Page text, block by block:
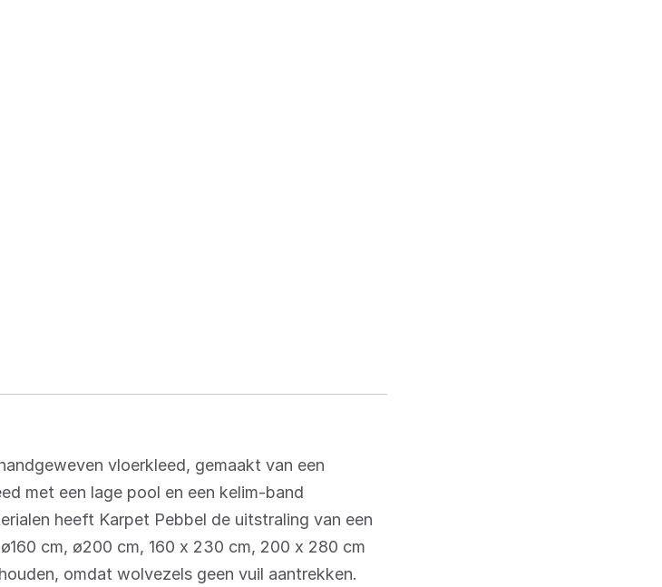
vloerkleed, gemaakt van een
met een lage pool en een kelim-band
heeft Karpet Pebbel de uitstraling van een
cm, ø200 cm, 160 x 230 cm, 200 x 280 cm
omdat wolvezels geen vuil aantrekken.